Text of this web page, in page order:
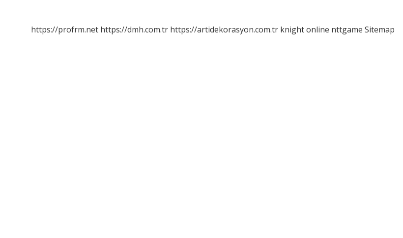
https://profrm.net https://dmh.com.tr https://artidekorasyon.com.tr knight online nttgame Sitemap